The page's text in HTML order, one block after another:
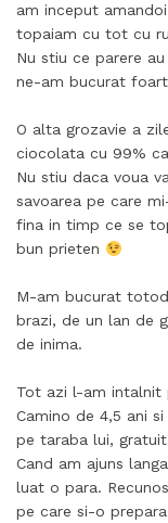
am inceput
topaiam cu tot cu
Nu stiu ce parere
ne-am bucurat
O alta grozavie a
ciocolata cu 99%
Nu stiu daca voua
savoarea pe care
fina in timp ce se
bun prieten
M-am bucurat
brazi, de un lan de
de inima.
Tot azi l-am intalnit
Camino de 4,5 ani
pe taraba lui,
Cand am ajuns
luat o para.
pe care si-o